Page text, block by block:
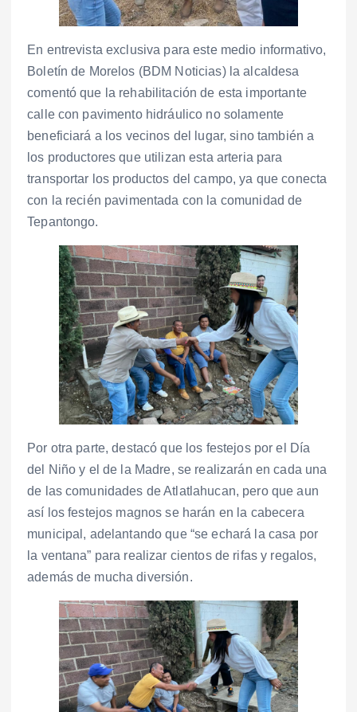
En entrevista exclusiva para este medio informativo,
Boletín de Morelos (BDM Noticias) la alcaldesa
comentó que la rehabilitación de esta importante
calle con pavimento hidráulico no solamente
beneficiará a los vecinos del lugar, sino también a
los productores que utilizan esta arteria para
transportar los productos del campo, ya que conecta
con la recién pavimentada con la comunidad de
Tepantongo.
Por otra parte, destacó que los festejos por el Día
del Niño y el de la Madre, se realizarán en cada una
de las comunidades de Atlatlahucan, pero que aun
así los festejos magnos se harán en la cabecera
municipal, adelantando que “se echará la casa por
la ventana” para realizar cientos de rifas y regalos,
además de mucha diversión.